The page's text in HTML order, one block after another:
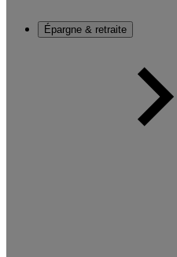
Épargne & retraite